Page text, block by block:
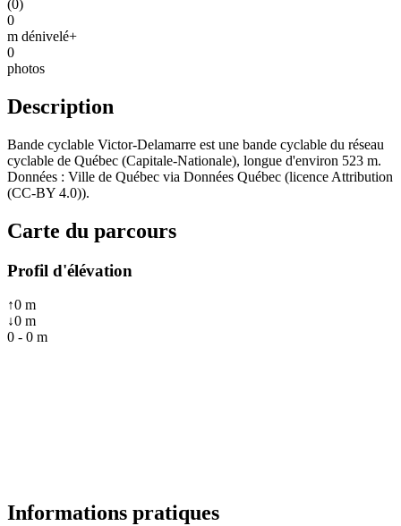
(0)
0
m dénivelé+
0
photos
Description
Bande cyclable Victor-Delamarre est une bande cyclable du réseau
cyclable de Québec (Capitale-Nationale), longue d'environ 523 m.
Données : Ville de Québec via Données Québec (licence Attribution
(CC-BY 4.0)).
Carte du parcours
Profil d'élévation
↑0 m
↓0 m
0 - 0 m
Informations pratiques